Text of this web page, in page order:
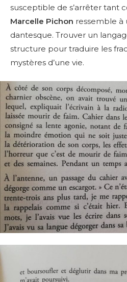
susceptible de s’arrêter tant
Marcelle Pichon ressemble à
dantesque. Trouver un
structure pour traduire les
mystères d’une vie.